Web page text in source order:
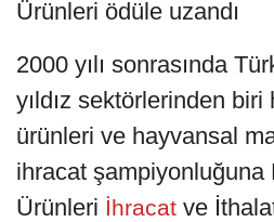
Ürünleri ödüle uzandı
2000 yılı sonrasında
yıldız sektörlerinden
ürünleri ve hayvansal
ihracat şampiyonluğuna
Ürünleri İhracat ve